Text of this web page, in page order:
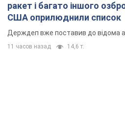
ракет і багато іншого
США оприлюднили список
Держдеп вже поставив до відома
11 часов назад 14,6 т.